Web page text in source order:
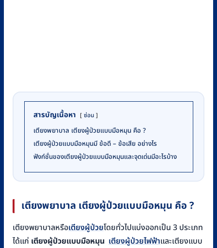
สารบัญเนื้อหา ซ่อน
เตียงพยาบาล เตียงผู้ป่วยแบบมือหมุน คือ ?
เตียงผู้ป่วยแบบมือหมุนมี ข้อดี – ข้อเสีย อย่างไร
ฟังก์ชั่นของเตียงผู้ป่วยแบบมือหมุนและจุดเด่นมีอะไรบ้าง
เตียงพยาบาล เตียงผู้ป่วยแบบมือหมุน คือ ?
เตียงพยาบาลหรือเตียงผู้ป่วยโดยทั่วไปแบ่งออกเป็น 3 ประเภท
ได้แก่ เตียงผู้ป่วยแบบมือหมุน เตียงผู้ป่วยไฟฟ้าและเตียงแบบ